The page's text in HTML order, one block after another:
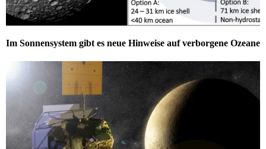
Im Sonnensystem gibt es neue Hinweise auf verborgene Ozeane